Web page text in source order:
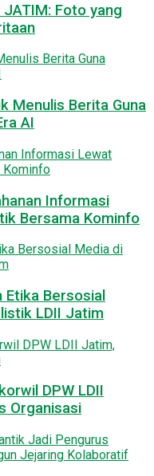
Foto yang
Menulis Berita Guna
AI
Informasi
Bersama Kominfo
Bersosial
LDII Jatim
DPW LDII
Organisasi